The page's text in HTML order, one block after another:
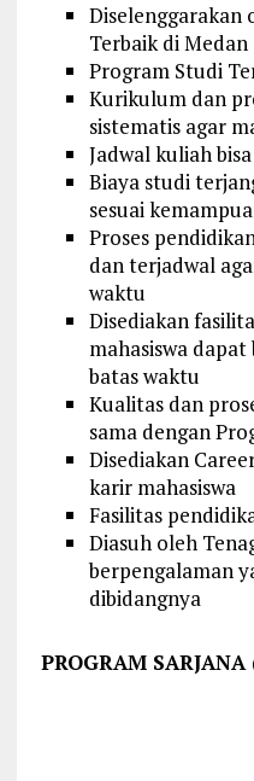
Diselenggarakan
Terbaik di Medan
Program Studi
Kurikulum dan
sistematis agar
Jadwal kuliah
Biaya studi
sesuai
Proses
dan terjadwal
waktu
Disediakan
mahasiswa
batas waktu
Kualitas dan
sama dengan
Disediakan
karir mahasiswa
Fasilitas
Diasuh oleh
berpengalaman
dibidangnya
PROGRAM SARJANA